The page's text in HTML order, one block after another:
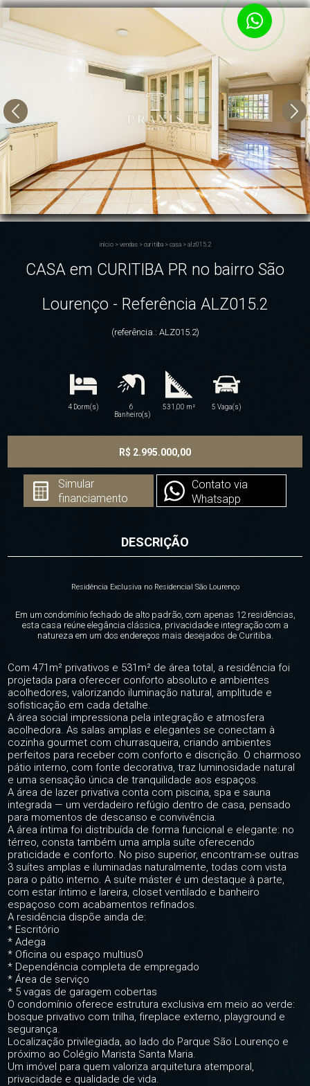
início > vendas > curitiba > casa > alz015.2
CASA em CURITIBA PR no bairro São
Lourenço - Referência ALZ015.2
(referência.: ALZ015.2)
4 Dorm(s)
6
Banheiro(s)
531,00 m² 5 Vaga(s)
R$ 2.995.000,00
Simular
financiamento
Contato via
Whatsapp
DESCRIÇÃO
Residência Exclusiva no Residencial São Lourenço
Em um condomínio fechado de alto padrão, com apenas 12 residências,
esta casa reúne elegância clássica, privacidade e integração com a
natureza em um dos endereços mais desejados de Curitiba.
Com 471m² privativos e 531m² de área total, a residência foi
projetada para oferecer conforto absoluto e ambientes
acolhedores, valorizando iluminação natural, amplitude e
sofisticação em cada detalhe.
A área social impressiona pela integração e atmosfera
acolhedora. As salas amplas e elegantes se conectam à
cozinha gourmet com churrasqueira, criando ambientes
perfeitos para receber com conforto e discrição. O charmoso
pátio interno, com fonte decorativa, traz luminosidade natural
e uma sensação única de tranquilidade aos espaços.
A área de lazer privativa conta com piscina, spa e sauna
integrada — um verdadeiro refúgio dentro de casa, pensado
para momentos de descanso e convivência.
A área íntima foi distribuída de forma funcional e elegante: no
térreo, consta também uma ampla suíte oferecendo
praticidade e conforto. No piso superior, encontram-se outras
3 suítes amplas e iluminadas naturalmente, todas com vista
para o pátio interno. A suíte máster é um destaque à parte,
com estar íntimo e lareira, closet ventilado e banheiro
espaçoso com acabamentos refinados.
A residência dispõe ainda de:
* Escritório
* Adega
* Oficina ou espaço multiusO
* Dependência completa de empregado
* Área de serviço
* 5 vagas de garagem cobertas
O condomínio oferece estrutura exclusiva em meio ao verde:
bosque privativo com trilha, fireplace externo, playground e
segurança.
Localização privilegiada, ao lado do Parque São Lourenço e
próximo ao Colégio Marista Santa Maria.
Um imóvel para quem valoriza arquitetura atemporal,
privacidade e qualidade de vida.